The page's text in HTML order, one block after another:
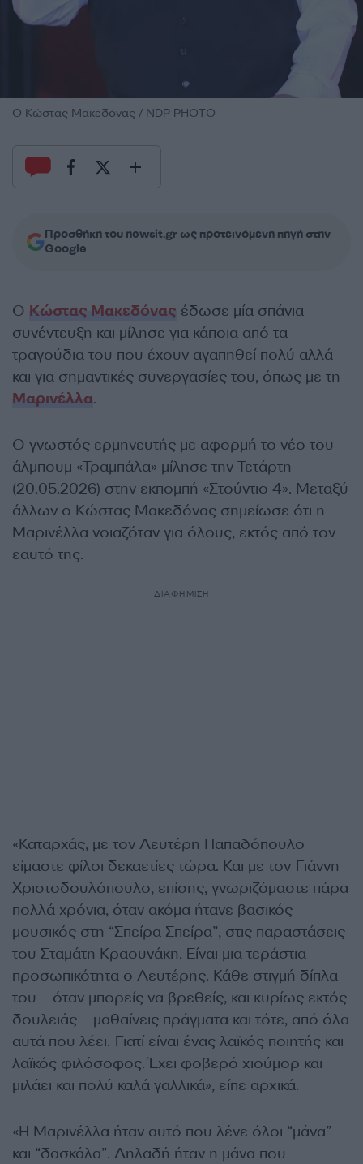
O Kώστας Μακεδόνας / NDP PHOTO
Προσθήκη του newsit.gr ως προτεινόμενη πηγή στην
Google
Ο Κώστας Μακεδόνας έδωσε μία σπάνια
συνέντευξη και μίλησε για κάποια από τα
τραγούδια του που έχουν αγαπηθεί πολύ αλλά
και για σημαντικές συνεργασίες του, όπως με τη
Μαρινέλλα.
Ο γνωστός ερμηνευτής με αφορμή το νέο του
άλμπουμ «Τραμπάλα» μίλησε την Τετάρτη
(20.05.2026) στην εκπομπή «Στούντιο 4». Μεταξύ
άλλων ο Κώστας Μακεδόνας σημείωσε ότι η
Μαρινέλλα νοιαζόταν για όλους, εκτός από τον
εαυτό της.
ΔΙΑΦΗΜΙΣΗ
«Καταρχάς, με τον Λευτέρη Παπαδόπουλο
είμαστε φίλοι δεκαετίες τώρα. Και με τον Γιάννη
Χριστοδουλόπουλο, επίσης, γνωριζόμαστε πάρα
πολλά χρόνια, όταν ακόμα ήτανε βασικός
μουσικός στη “Σπείρα Σπείρα”, στις παραστάσεις
του Σταμάτη Κραουνάκη. Είναι μια τεράστια
προσωπικότητα ο Λευτέρης. Κάθε στιγμή δίπλα
του – όταν μπορείς να βρεθείς, και κυρίως εκτός
δουλειάς – μαθαίνεις πράγματα και τότε, από όλα
αυτά που λέει. Γιατί είναι ένας λαϊκός ποιητής και
λαϊκός φιλόσοφος. Έχει φοβερό χιούμορ και
μιλάει και πολύ καλά γαλλικά», είπε αρχικά.
«Η Μαρινέλλα ήταν αυτό που λένε όλοι “μάνα”
και “δασκάλα”. Δηλαδή ήταν η μάνα που